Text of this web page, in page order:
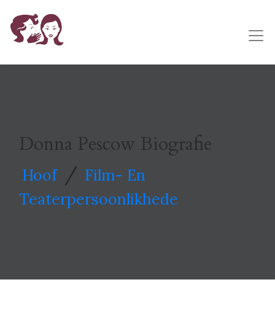
Donna Pescow Biografie
Hoof / Film- En
Teaterpersoonlikhede